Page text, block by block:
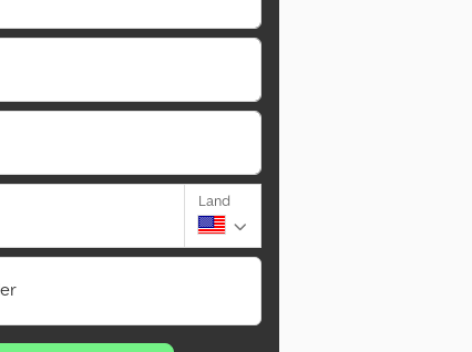
Land